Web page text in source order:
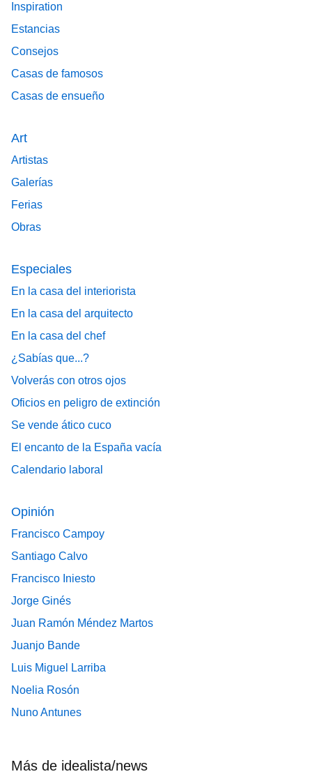
Inspiration
Estancias
Consejos
Casas de famosos
Casas de ensueño
Art
Artistas
Galerías
Ferias
Obras
Especiales
En la casa del interiorista
En la casa del arquitecto
En la casa del chef
¿Sabías que...?
Volverás con otros ojos
Oficios en peligro de extinción
Se vende ático cuco
El encanto de la España vacía
Calendario laboral
Opinión
Francisco Campoy
Santiago Calvo
Francisco Iniesto
Jorge Ginés
Juan Ramón Méndez Martos
Juanjo Bande
Luis Miguel Larriba
Noelia Rosón
Nuno Antunes
Más de idealista/news